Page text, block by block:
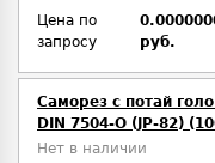
Цена по
запросу
руб.
Саморез с потай
DIN 7504-O (JP-82)
Нет в наличии